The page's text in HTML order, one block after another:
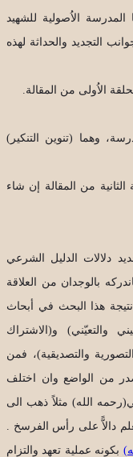
الاُصولية للشهيد
التجديد والحداثة لهذه
الاُولى من المقالة.
وهما (تنوين التنكير)
من المقالة إن شاء
دلالات الدليل الشرعي
بالوجدان من العلاقة
هذا البحث في أبحاث
والتعيّني) و(الاشتراك
والتصديقية)، فمن
من الواضع وان اختلف
الله) مثلاً ذهب الى
دالاًّ على رأس الفرسخ .
بكونه عملية تعهد والتزام